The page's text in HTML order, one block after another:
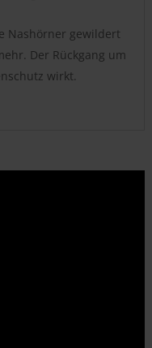
Nashörner gewildert
Der Rückgang um
wirkt.